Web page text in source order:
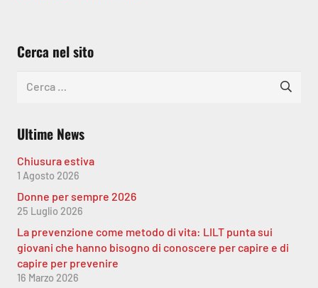
Cerca nel sito
Ricerca
Ultime News
Chiusura estiva
1 Agosto 2026
Donne per sempre 2026
25 Luglio 2026
La prevenzione come metodo di vita: LILT punta sui
giovani che hanno bisogno di conoscere per capire e di
capire per prevenire
16 Marzo 2026